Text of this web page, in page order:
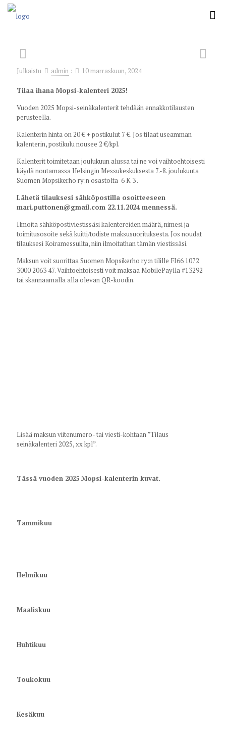
Julkaistu admin : 10 marraskuun, 2024
Tilaa ihana Mopsi-kalenteri 2025!
Vuoden 2025 Mopsi-seinäkalenterit tehdään ennakkotilausten
perusteella.
Kalenterin hinta on 20 € + postikulut 7 €. Jos tilaat useamman
kalenterin, postikulu nousee 2 €/kpl.
Kalenterit toimitetaan joulukuun alussa tai ne voi vaihtoehtoisesti
käydä noutamassa Helsingin Messukeskuksesta 7.-8. joulukuuta
Suomen Mopsikerho ry:n osastolta 6 K 3 .
Lähetä tilauksesi sähköpostilla osoitteeseen
mari.puttonen@gmail.com 22.11.2024 mennessä.
Ilmoita sähköpostiviestissäsi kalentereiden määrä, nimesi ja
toimitusosoite sekä kuitti/todiste maksusuorituksesta. Jos noudat
tilauksesi Koiramessuilta, niin ilmoitathan tämän viestissäsi.
Maksun voit suorittaa Suomen Mopsikerho ry:n tilille FI66 1072
3000 2063 47. Vaihtoehtoisesti voit maksaa MobilePaylla #13292
tai skannaamalla alla olevan QR-koodin.
Lisää maksun viitenumero- tai viesti-kohtaan ”Tilaus
seinäkalenteri 2025, xx kpl”.
Tässä vuoden 2025 Mopsi-kalenterin kuvat.
Tammikuu
Helmikuu
Maaliskuu
Huhtikuu
Toukokuu
Kesäkuu